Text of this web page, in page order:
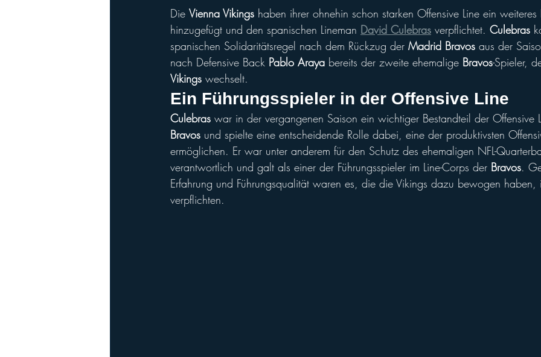
Die Vienna Vikings haben ihrer ohnehin schon starken Offensive Line ein weiteres
hinzugefügt und den spanischen Lineman David Culebras verpflichtet. Culebras
spanischen Solidaritätsregel nach dem Rückzug der Madrid Bravos aus der
nach Defensive Back Pablo Araya bereits der zweite ehemalige Bravos-Spieler,
Vikings wechselt.
Ein Führungsspieler in der Offensive Line
Culebras war in der vergangenen Saison ein wichtiger Bestandteil der Offensive
Bravos und spielte eine entscheidende Rolle dabei, eine der produktivsten
ermöglichen. Er war unter anderem für den Schutz des ehemaligen NFL-
verantwortlich und galt als einer der Führungsspieler im Line-Corps der Bravos.
Erfahrung und Führungsqualität waren es, die die Vikings dazu bewogen haben,
verpflichten.